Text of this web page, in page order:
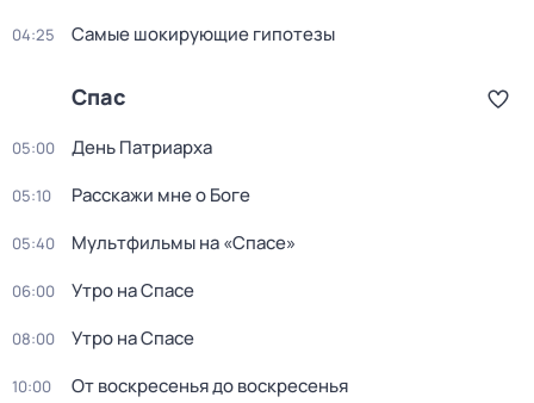
04:25 Самые шoкиpующие гипотезы
Спас
05:00 Дeнь Патриаpха
05:10 Расскажи мне о Боге
05:40 Мультфильмы на «Спасе»
06:00 Утро на Спасе
08:00 Утро на Спасе
10:00 От воскресенья до воскресенья